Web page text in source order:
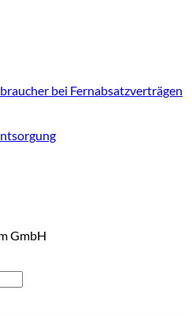
bei Fernabsatzverträgen
GmbH